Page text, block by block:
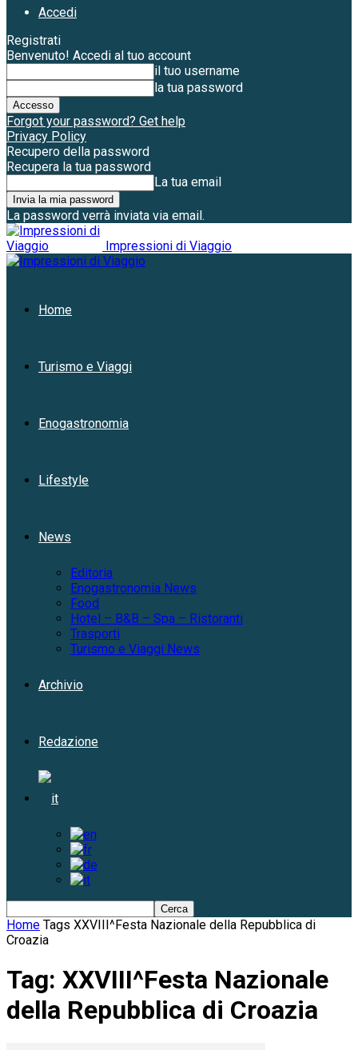
Accedi
Registrati
Benvenuto! Accedi al tuo account
il tuo username
la tua password
Forgot your password? Get help
Privacy Policy
Recupero della password
Recupera la tua password
La tua email
La password verrà inviata via email.
Impressioni di Viaggio
Home
Turismo e Viaggi
Enogastronomia
Lifestyle
News
Editoria
Enogastronomia News
Food
Hotel – B&B – Spa – Ristoranti
Trasporti
Turismo e Viaggi News
Archivio
Redazione
Home Tags XXVIII^Festa Nazionale della Repubblica di
Croazia
Tag: XXVIII^Festa Nazionale
della Repubblica di Croazia